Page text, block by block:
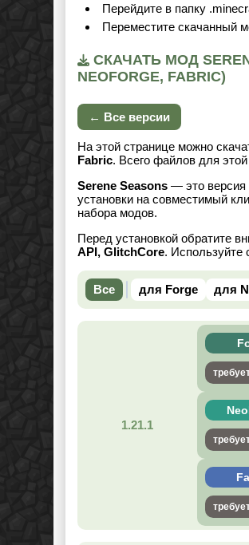
Перейдите в папку
Переместите скачанный
СКАЧАТЬ МОД
NEOFORGE, FABRIC)
← Все версии
На этой странице можно
Fabric. Всего файлов для
Serene Seasons — это версия
установки на совместимый
набора модов.
Перед установкой обратите
API, GlitchCore. Используйте
Все для Forge для
1.21.1